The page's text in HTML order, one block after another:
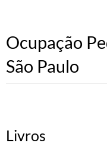
Ocupação
São Paulo
Livros